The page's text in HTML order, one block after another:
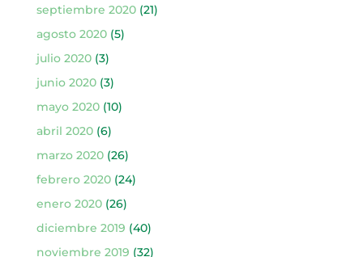
septiembre 2020(21)
agosto 2020(5)
julio 2020(3)
junio 2020(3)
mayo 2020(10)
abril 2020(6)
marzo 2020(26)
febrero 2020(24)
enero 2020(26)
diciembre 2019 (40)
noviembre 2019 (32)